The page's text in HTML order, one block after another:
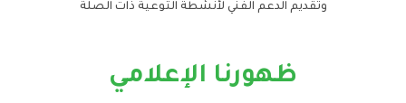
وتقديم الدعم الفني لأنشطة التوعية ذات الصلة
ظهورنا الإعلامي